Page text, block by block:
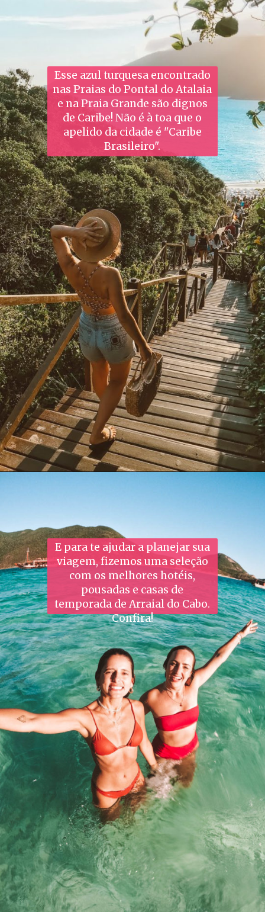
Esse azul turquesa encontrado
nas Praias do Pontal do Atalaia
e na Praia Grande são dignos
de Caribe! Não é à toa que o
apelido da cidade é "Caribe
Brasileiro".
E para te ajudar a planejar sua
viagem, fizemos uma seleção
com os melhores hotéis,
pousadas e casas de
temporada de Arraial do Cabo.
Confira!